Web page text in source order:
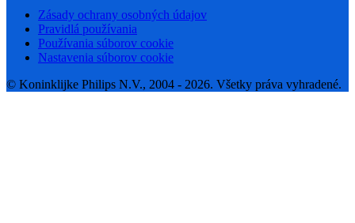
Zásady ochrany osobných údajov
Pravidlá používania
Používania súborov cookie
Nastavenia súborov cookie
© Koninklijke Philips N.V., 2004 - 2026. Všetky práva vyhradené.